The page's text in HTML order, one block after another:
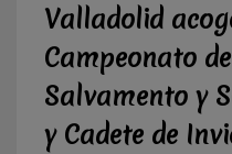
Valladolid
Campeonato
Salvamento y
y Cadete de